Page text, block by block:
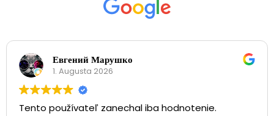
Евгений Марушко
1. Augusta 2026
Tento používateľ zanechal iba hodnotenie.